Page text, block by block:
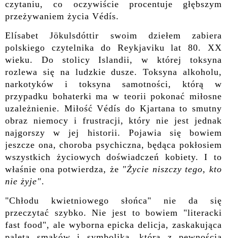
czytaniu, co oczywiście procentuje głębszym
przeżywaniem życia Védís.
Elísabet Jökulsdóttir swoim dziełem zabiera
polskiego czytelnika do Reykjaviku lat 80. XX
wieku. Do stolicy Islandii, w której toksyna
rozlewa się na ludzkie dusze. Toksyna alkoholu,
narkotyków i toksyna samotności, którą w
przypadku bohaterki ma w teorii pokonać miłosne
uzależnienie. Miłość Védís do Kjartana to smutny
obraz niemocy i frustracji, który nie jest jednak
najgorszy w jej historii. Pojawia się bowiem
jeszcze ona, choroba psychiczna, będąca pokłosiem
wszystkich życiowych doświadczeń kobiety. I to
właśnie ona potwierdza, że "Życie niszczy tego, kto
nie żyje".
"Chłodu kwietniowego słońca" nie da się
przeczytać szybko. Nie jest to bowiem "literacki
fast food", ale wyborna epicka delicja, zaskakująca